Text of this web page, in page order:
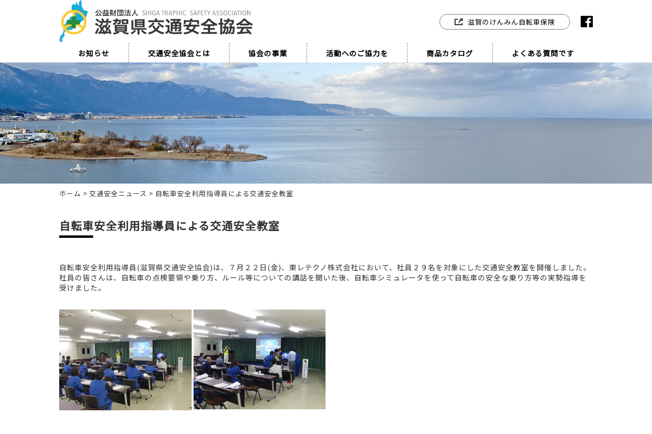
滋賀のけんみん自転車保険
お知らせ 交通安全協会とは 協会の事業 活動へのご協力を 商品カタログ よくある質問です
ホーム > 交通安全ニュース > 自転車安全利用指導員による交通安全教室
自転車安全利用指導員による交通安全教室
自転車安全利用指導員(滋賀県交通安全協会)は、７月２２日(金)、東レテクノ株式会社において、社員２９名を対象にした交通安全教室を開催しました。
社員の皆さんは、自転車の点検要領や乗り方、ルール等についての講話を聞いた後、自転車シミュレータを使って自転車の安全な乗り方等の実勢指導を
受けました。